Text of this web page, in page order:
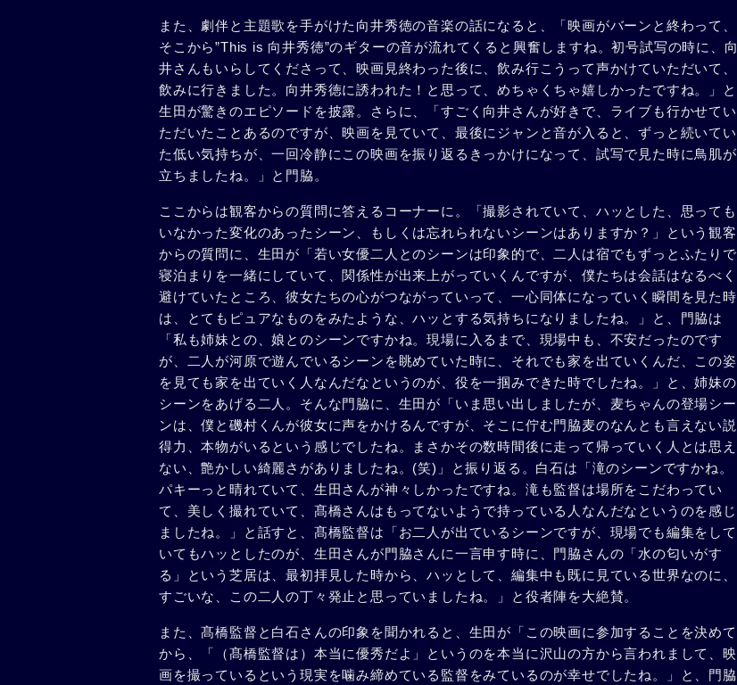
また、劇伴と主題歌を手がけた向井秀徳の音楽の話になると、「映画がバーンと終わって、
そこから”This is 向井秀徳”のギターの音が流れてくると興奮しますね。初号試写の時に、向
井さんもいらしてくださって、映画見終わった後に、飲み行こうって声かけていただいて、
飲みに行きました。向井秀徳に誘われた！と思って、めちゃくちゃ嬉しかったですね。」と
生田が驚きのエピソードを披露。さらに、「すごく向井さんが好きで、ライブも行かせてい
ただいたことあるのですが、映画を見ていて、最後にジャンと音が入ると、ずっと続いてい
た低い気持ちが、一回冷静にこの映画を振り返るきっかけになって、試写で見た時に鳥肌が
立ちましたね。」と門脇。
ここからは観客からの質問に答えるコーナーに。「撮影されていて、ハッとした、思っても
いなかった変化のあったシーン、もしくは忘れられないシーンはありますか？」という観客
からの質問に、生田が「若い女優二人とのシーンは印象的で、二人は宿でもずっとふたりで
寝泊まりを一緒にしていて、関係性が出来上がっていくんですが、僕たちは会話はなるべく
避けていたところ、彼女たちの心がつながっていって、一心同体になっていく瞬間を見た時
は、とてもピュアなものをみたような、ハッとする気持ちになりましたね。」と、門脇は
「私も姉妹との、娘とのシーンですかね。現場に入るまで、現場中も、不安だったのです
が、二人が河原で遊んでいるシーンを眺めていた時に、それでも家を出ていくんだ、この姿
を見ても家を出ていく人なんだなというのが、役を一掴みできた時でしたね。」と、姉妹の
シーンをあげる二人。そんな門脇に、生田が「いま思い出しましたが、麦ちゃんの登場シー
ンは、僕と磯村くんが彼女に声をかけるんですが、そこに佇む門脇麦のなんとも言えない説
得力、本物がいるという感じでしたね。まさかその数時間後に走って帰っていく人とは思え
ない、艶かしい綺麗さがありましたね。(笑)」と振り返る。白石は「滝のシーンですかね。
パキーっと晴れていて、生田さんが神々しかったですね。滝も監督は場所をこだわってい
て、美しく撮れていて、髙橋さんはもってないようで持っている人なんだなというのを感じ
ましたね。」と話すと、髙橋監督は「お二人が出ているシーンですが、現場でも編集をして
いてもハッとしたのが、生田さんが門脇さんに一言申す時に、門脇さんの「水の匂いがす
る」という芝居は、最初拝見した時から、ハッとして、編集中も既に見ている世界なのに、
すごいな、この二人の丁々発止と思っていましたね。」と役者陣を大絶賛。
また、髙橋監督と白石さんの印象を聞かれると、生田が「この映画に参加することを決めて
から、「（髙橋監督は）本当に優秀だよ」というのを本当に沢山の方から言われまして、映
画を撮っているという現実を噛み締めている監督をみているのが幸せでしたね。」と、門脇